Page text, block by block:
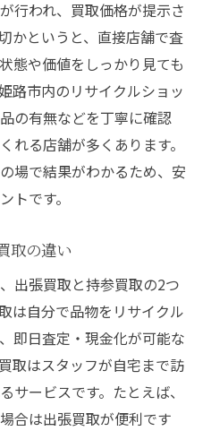
行われ、買取価格が提示さ
かというと、直接店舗で査
態や価値をしっかり見ても
路市内のリサイクルショッ
の有無などを丁寧に確認
れる店舗が多くあります。
場で結果がわかるため、安
トです。
取の違い
出張買取と持参買取の2つ
は自分で品物をリサイクル
即日査定・現金化が可能な
取はスタッフが自宅まで訪
サービスです。たとえば、
合は出張買取が便利です